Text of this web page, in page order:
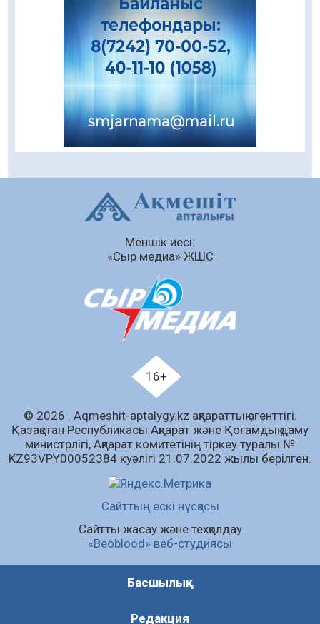
Даналықтың шырағданы, ой-сананың
шамшырағы
08.08.2026
Кенеге қарсы залалсыздандыру жұмыстары
жүргізілуде
07.08.2026
Сыбайлас жемқорлық
Аумақтан тыс соттылық – сот төрелігінің
ашықтығы мен қолжетімділігін арттыру
«Дауыс беру учаскесін қалай табуға болады?»￼
07.08.2026 60 0
Барлық жаңалық
Меншік иесі:
«Сыр медиа» ЖШС
16+
© 2026 . Аqmeshit-aptalygy.kz ақпараттық агенттігі.
Қазақстан Республикасы Ақпарат және Қоғамдық даму
министрлігі, Ақпарат комитетінің тіркеу туралы №
KZ93VPY00052384 куәлігі 21.07.2022 жылы берілген.
Сайттың ескі нұсқасы
Сайтты жасау және техқолдау
«Beoblood» веб-студиясы
Басшылық
Редакция